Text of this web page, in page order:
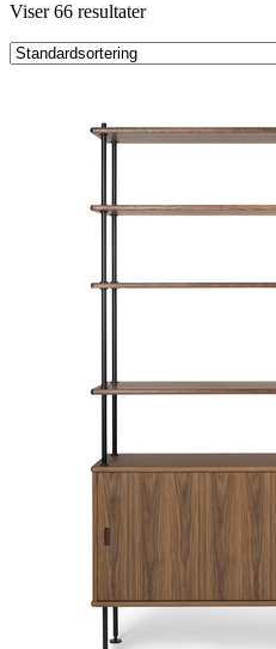
Viser 66 resultater